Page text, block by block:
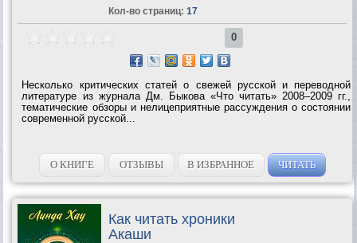
Кол-во страниц: 17
0
Несколько критических статей о свежей русской и переводной
литературе из журнала Дм. Быкова «Что читать» 2008–2009 гг.,
тематические обзоры и нелицеприятные рассуждения о состоянии
современной русской...
О КНИГЕ ОТЗЫВЫ В ИЗБРАННОЕ ЧИТАТЬ
Как читать хроники
Акаши